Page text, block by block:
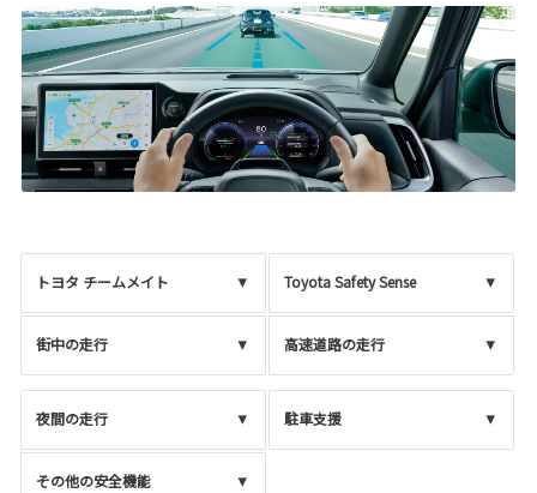
トヨタ チームメイト Toyota Safety Sense
街中の走行 高速道路の走行
夜間の走行 駐車支援
その他の安全機能